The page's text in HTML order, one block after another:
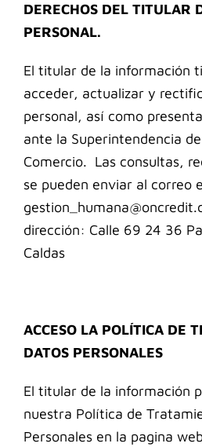
DERECHOS DEL TITULAR
PERSONAL.
El titular de la información
acceder, actualizar y
personal, así como
ante la Superintendencia
Comercio. Las consultas,
se pueden enviar al correo
dirección: Calle 69 24 36
Caldas
ACCESO LA POLÍTICA DE
DATOS PERSONALES
El titular de la información
nuestra Política de
Personales en la pagina